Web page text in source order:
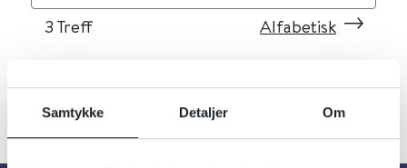
Samtykke Detaljer Om
3 Treff Alfabetisk